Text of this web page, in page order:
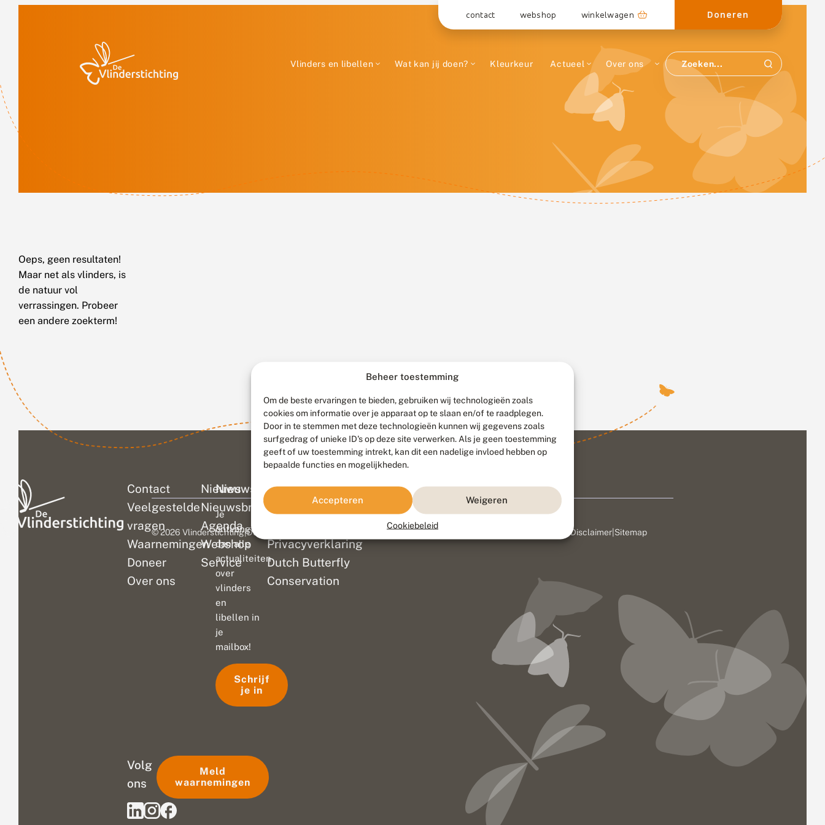
Beheer toestemming
Om de beste ervaringen te bieden, gebruiken wij technologieën zoals
cookies om informatie over je apparaat op te slaan en/of te raadplegen.
Door in te stemmen met deze technologieën kunnen wij gegevens zoals
surfgedrag of unieke ID's op deze site verwerken. Als je geen toestemming
geeft of uw toestemming intrekt, kan dit een nadelige invloed hebben op
bepaalde functies en mogelijkheden.
Accepteren Weigeren
Cookiebeleid
contact webshop winkelwagen Doneren
Vlinders en libellen Wat kan jij doen? Kleurkeur Actueel Over ons
Oeps, geen resultaten!
Maar net als vlinders, is
de natuur vol
verrassingen. Probeer
een andere zoekterm!
Contact
Veelgestelde
vragen
Waarnemingen
Doneer
Over ons
Nieuws
Nieuwsbrief
Agenda
Webshop
Service
Colofon
Disclaimer
Privacyverklaring
Dutch Butterfly
Conservation
Nieuwsbrief
Je
ontvangt
dan alle
actualiteiten
over
vlinders
en
libellen in
je
mailbox!
Schrijf
je in
Volg
ons
Meld
waarnemingen
© 2026 Vlinderstichting|Duurzaam ontwikkeld door Go2People, ontworpen door Disclaimer Sitemap